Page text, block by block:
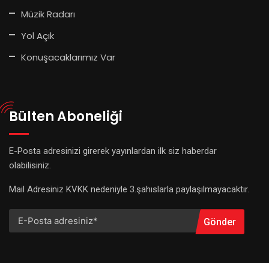
Müzik Radarı
Yol Açık
Konuşacaklarımız Var
Bülten Aboneliği
E-Posta adresinizi girerek yayınlardan ilk siz haberdar
olabilisiniz.
Mail Adresiniz KVKK nedeniyle 3.şahıslarla paylaşılmayacaktır.
Gönder